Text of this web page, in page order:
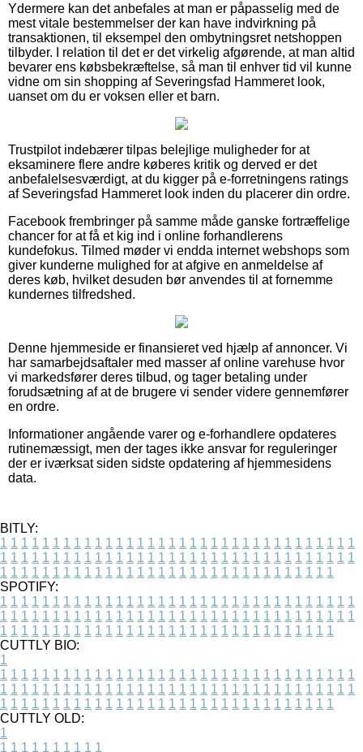
Ydermere kan det anbefales at man er påpasselig med de
mest vitale bestemmelser der kan have indvirkning på
transaktionen, til eksempel den ombytningsret netshoppen
tilbyder. I relation til det er det virkelig afgørende, at man altid
bevarer ens købsbekræftelse, så man til enhver tid vil kunne
vidne om sin shopping af Severingsfad Hammeret look,
uanset om du er voksen eller et barn.
Trustpilot indebærer tilpas belejlige muligheder for at
eksaminere flere andre køberes kritik og derved er det
anbefalelsesværdigt, at du kigger på e-forretningens ratings
af Severingsfad Hammeret look inden du placerer din ordre.
Facebook frembringer på samme måde ganske fortræffelige
chancer for at få et kig ind i online forhandlerens
kundefokus. Tilmed møder vi endda internet webshops som
giver kunderne mulighed for at afgive en anmeldelse af
deres køb, hvilket desuden bør anvendes til at fornemme
kundernes tilfredshed.
Denne hjemmeside er finansieret ved hjælp af annoncer. Vi
har samarbejdsaftaler med masser af online varehuse hvor
vi markedsfører deres tilbud, og tager betaling under
forudsætning af at de brugere vi sender videre gennemfører
en ordre.
Informationer angående varer og e-forhandlere opdateres
rutinemæssigt, men der tages ikke ansvar for reguleringer
der er iværksat siden sidste opdatering af hjemmesidens
data.
BITLY:
1 1 1 1 1 1 1 1 1 1 1 1 1 1 1 1 1 1 1 1 1 1 1 1 1 1 1 1 1 1 1 1 1 1
1 1 1 1 1 1 1 1 1 1 1 1 1 1 1 1 1 1 1 1 1 1 1 1 1 1 1 1 1 1 1 1 1 1
1 1 1 1 1 1 1 1 1 1 1 1 1 1 1 1 1 1 1 1 1 1 1 1 1 1 1 1 1 1 1 1
SPOTIFY:
1 1 1 1 1 1 1 1 1 1 1 1 1 1 1 1 1 1 1 1 1 1 1 1 1 1 1 1 1 1 1 1 1 1
1 1 1 1 1 1 1 1 1 1 1 1 1 1 1 1 1 1 1 1 1 1 1 1 1 1 1 1 1 1 1 1 1 1
1 1 1 1 1 1 1 1 1 1 1 1 1 1 1 1 1 1 1 1 1 1 1 1 1 1 1 1 1 1 1 1
CUTTLY BIO:
1
1 1 1 1 1 1 1 1 1 1 1 1 1 1 1 1 1 1 1 1 1 1 1 1 1 1 1 1 1 1 1 1 1 1
1 1 1 1 1 1 1 1 1 1 1 1 1 1 1 1 1 1 1 1 1 1 1 1 1 1 1 1 1 1 1 1 1 1
1 1 1 1 1 1 1 1 1 1 1 1 1 1 1 1 1 1 1 1 1 1 1 1 1 1 1 1 1 1 1 1
CUTTLY OLD:
1
1 1 1 1 1 1 1 1 1 1